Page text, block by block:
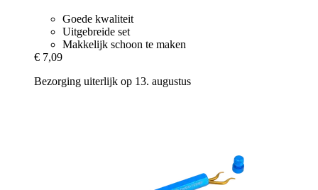
Goede kwaliteit
Uitgebreide set
Makkelijk schoon te maken
€ 7,09
Bezorging uiterlijk op 13. augustus